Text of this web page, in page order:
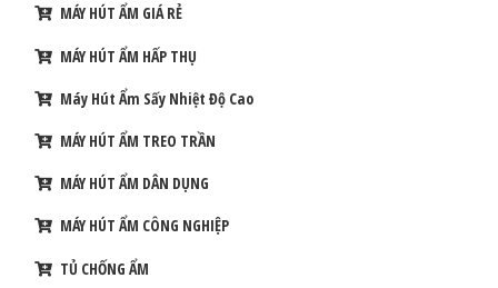
MÁY HÚT ẨM GIÁ RẺ
MÁY HÚT ẨM HẤP THỤ
Máy Hút Ẩm Sấy Nhiệt Độ Cao
MÁY HÚT ẨM TREO TRẦN
MÁY HÚT ẨM DÂN DỤNG
MÁY HÚT ẨM CÔNG NGHIỆP
TỦ CHỐNG ẨM